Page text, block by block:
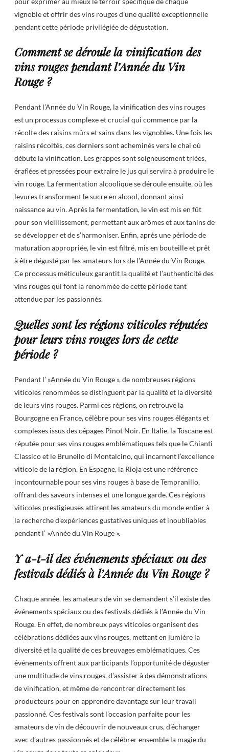
vignoble et offrir des vins rouges d’une qualité exceptionnelle
pendant cette période privilégiée de dégustation.
Comment se déroule la vinification des
vins rouges pendant l’Année du Vin
Rouge ?
Pendant l’Année du Vin Rouge, la vinification des vins rouges
est un processus complexe et crucial qui commence par la
récolte des raisins mûrs et sains dans les vignobles. Une fois les
raisins récoltés, ces derniers sont acheminés vers le chai où
débute la vinification. Les grappes sont soigneusement triées,
éraflées et pressées pour extraire le jus qui servira à produire le
vin rouge. La fermentation alcoolique se déroule ensuite, où les
levures transforment le sucre en alcool, donnant ainsi
naissance au vin. Après la fermentation, le vin est mis en fût
pour son vieillissement, permettant aux arômes et aux tanins de
se développer et de s’harmoniser. Enfin, après une période de
maturation appropriée, le vin est filtré, mis en bouteille et prêt
à être dégusté par les amateurs lors de l’Année du Vin Rouge.
Ce processus méticuleux garantit la qualité et l’authenticité des
vins rouges qui font la renommée de cette période tant
attendue par les passionnés.
Quelles sont les régions viticoles réputées
pour leurs vins rouges lors de cette
période ?
Pendant l’ »Année du Vin Rouge », de nombreuses régions
viticoles renommées se distinguent par la qualité et la diversité
de leurs vins rouges. Parmi ces régions, on retrouve la
Bourgogne en France, célèbre pour ses vins rouges élégants et
complexes issus des cépages Pinot Noir. En Italie, la Toscane est
réputée pour ses vins rouges emblématiques tels que le Chianti
Classico et le Brunello di Montalcino, qui incarnent l’excellence
viticole de la région. En Espagne, la Rioja est une référence
incontournable pour ses vins rouges à base de Tempranillo,
offrant des saveurs intenses et une longue garde. Ces régions
viticoles prestigieuses attirent les amateurs du monde entier à
la recherche d’expériences gustatives uniques et inoubliables
pendant l’ »Année du Vin Rouge ».
Y a-t-il des événements spéciaux ou des
festivals dédiés à l’Année du Vin Rouge ?
Chaque année, les amateurs de vin se demandent s’il existe des
événements spéciaux ou des festivals dédiés à l’Année du Vin
Rouge. En effet, de nombreux pays viticoles organisent des
célébrations dédiées aux vins rouges, mettant en lumière la
diversité et la qualité de ces breuvages emblématiques. Ces
événements offrent aux participants l’opportunité de déguster
une multitude de vins rouges, d’assister à des démonstrations
de vinification, et même de rencontrer directement les
producteurs pour en apprendre davantage sur leur travail
passionné. Ces festivals sont l’occasion parfaite pour les
amateurs de vin de découvrir de nouveaux crus, d’échanger
avec d’autres passionnés et de célébrer ensemble la magie du